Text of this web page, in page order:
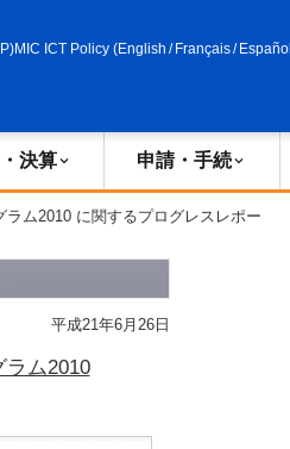
MIC ICT Policy (English / Français/ Español
決算 申請・手続
ム2010 に関するプログレスレポー
平成21年6月26日
ラム2010